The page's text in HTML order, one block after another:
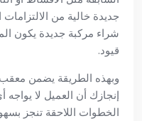
جديدة خالية من
شراء مركبة جديدة يكون
قيود.
وبهذه الطريقة يضمن
إنجازك أن العميل لا
الخطوات اللاحقة تنجز